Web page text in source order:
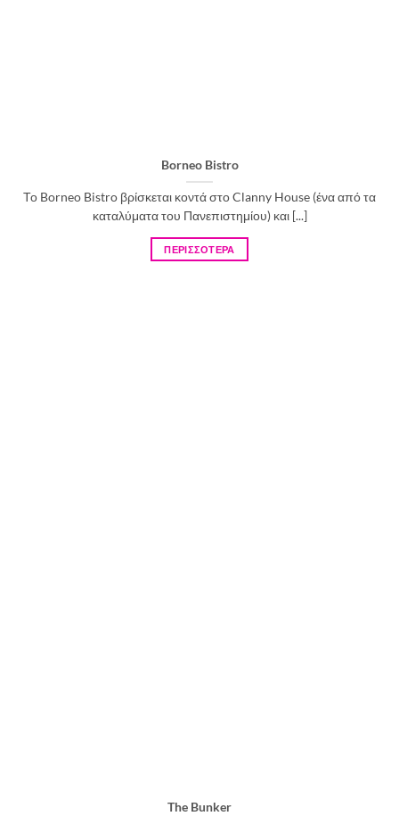
Borneo Bistro
Το Borneo Bistro βρίσκεται κοντά στο Clanny House (ένα από τα
καταλύματα του Πανεπιστημίου) και [...]
ΠΕΡΙΣΣΟΤΕΡΑ
The Bunker